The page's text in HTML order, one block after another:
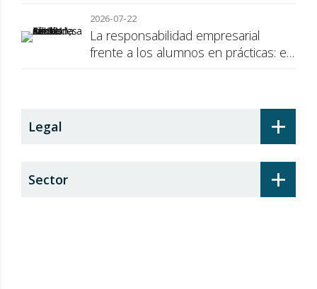
2026-07-22
La responsabilidad empresarial
frente a los alumnos en prácticas: el
+
Legal
+
Sector